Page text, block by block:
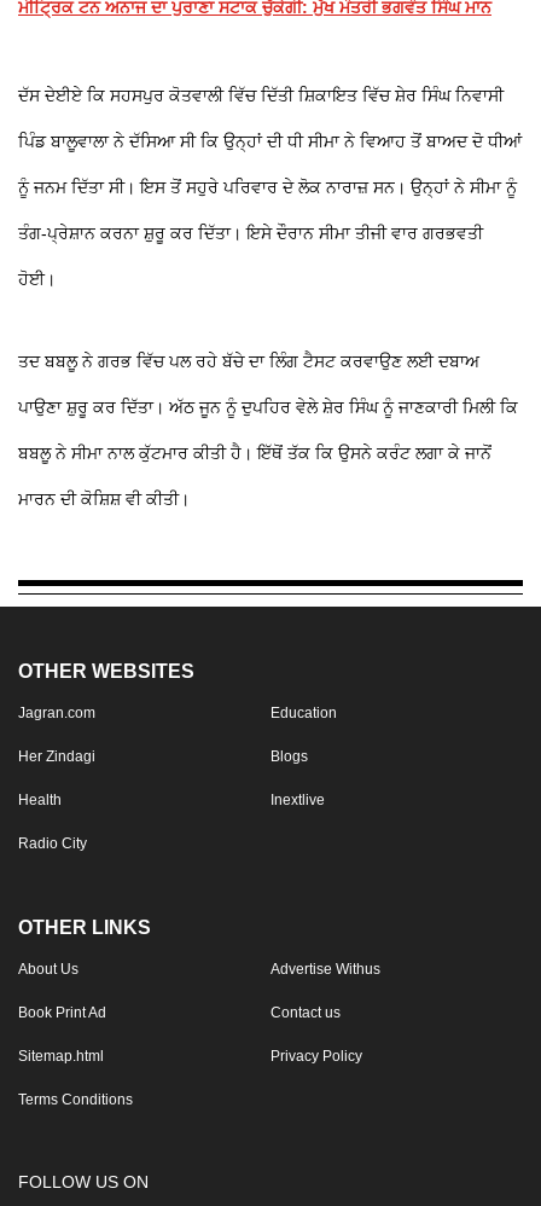
ਮੀਟ੍ਰਿਕ ਟਨ ਅਨਾਜ ਦਾ ਪੁਰਾਣਾ ਸਟਾਕ ਚੁੱਕੇਗੀ: ਮੁੱਖ ਮੰਤਰੀ ਭਗਵੰਤ ਸਿੰਘ ਮਾਨ
ਦੱਸ ਦੇਈਏ ਕਿ ਸਹਸਪੁਰ ਕੋਤਵਾਲੀ ਵਿੱਚ ਦਿੱਤੀ ਸ਼ਿਕਾਇਤ ਵਿੱਚ ਸ਼ੇਰ ਸਿੰਘ ਨਿਵਾਸੀ
ਪਿੰਡ ਬਾਲੂਵਾਲਾ ਨੇ ਦੱਸਿਆ ਸੀ ਕਿ ਉਨ੍ਹਾਂ ਦੀ ਧੀ ਸੀਮਾ ਨੇ ਵਿਆਹ ਤੋਂ ਬਾਅਦ ਦੋ ਧੀਆਂ
ਨੂੰ ਜਨਮ ਦਿੱਤਾ ਸੀ। ਇਸ ਤੋਂ ਸਹੁਰੇ ਪਰਿਵਾਰ ਦੇ ਲੋਕ ਨਾਰਾਜ਼ ਸਨ। ਉਨ੍ਹਾਂ ਨੇ ਸੀਮਾ ਨੂੰ
ਤੰਗ-ਪ੍ਰੇਸ਼ਾਨ ਕਰਨਾ ਸ਼ੁਰੂ ਕਰ ਦਿੱਤਾ। ਇਸੇ ਦੌਰਾਨ ਸੀਮਾ ਤੀਜੀ ਵਾਰ ਗਰਭਵਤੀ
ਹੋਈ।
ਤਦ ਬਬਲੂ ਨੇ ਗਰਭ ਵਿੱਚ ਪਲ ਰਹੇ ਬੱਚੇ ਦਾ ਲਿੰਗ ਟੈਸਟ ਕਰਵਾਉਣ ਲਈ ਦਬਾਅ
ਪਾਉਣਾ ਸ਼ੁਰੂ ਕਰ ਦਿੱਤਾ। ਅੱਠ ਜੂਨ ਨੂੰ ਦੁਪਹਿਰ ਵੇਲੇ ਸ਼ੇਰ ਸਿੰਘ ਨੂੰ ਜਾਣਕਾਰੀ ਮਿਲੀ ਕਿ
ਬਬਲੂ ਨੇ ਸੀਮਾ ਨਾਲ ਕੁੱਟਮਾਰ ਕੀਤੀ ਹੈ। ਇੱਥੋਂ ਤੱਕ ਕਿ ਉਸਨੇ ਕਰੰਟ ਲਗਾ ਕੇ ਜਾਨੋਂ
ਮਾਰਨ ਦੀ ਕੋਸ਼ਿਸ਼ ਵੀ ਕੀਤੀ।
OTHER WEBSITES
Jagran.com Education
Her Zindagi Blogs
Health Inextlive
Radio City
OTHER LINKS
About Us Advertise Withus
Book Print Ad Contact us
Sitemap.html Privacy Policy
Terms Conditions
FOLLOW US ON